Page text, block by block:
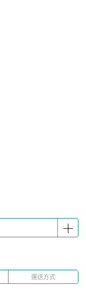
運送方式